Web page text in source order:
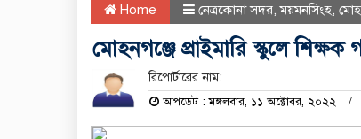
Home নেত্রকোনা সদর ,ময়মনসিংহ
মোহনগঞ্জে প্রাইমারি স্কুলে
রিপোর্টারের নাম:
আপডেট : মঙ্গলবার, ১১ অক্টোবর, ২০২২